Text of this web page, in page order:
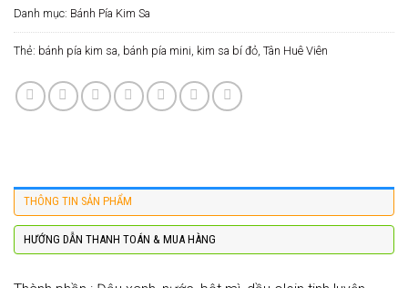
Danh mục: Bánh Pía Kim Sa
Thẻ: bánh pía kim sa bánh pía mini kim sa bí đỏ Tân Huê Viên
THÔNG TIN SẢN PHẨM
HƯỚNG DẪN THANH TOÁN & MUA HÀNG